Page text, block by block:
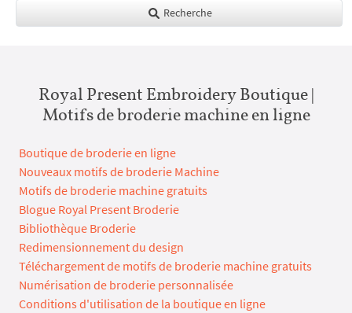
Recherche
Royal Present Embroidery Boutique |
Motifs de broderie machine en ligne
Boutique de broderie en ligne
Nouveaux motifs de broderie Machine
Motifs de broderie machine gratuits
Blogue Royal Present Broderie
Bibliothèque Broderie
Redimensionnement du design
Téléchargement de motifs de broderie machine gratuits
Numérisation de broderie personnalisée
Conditions d'utilisation de la boutique en ligne